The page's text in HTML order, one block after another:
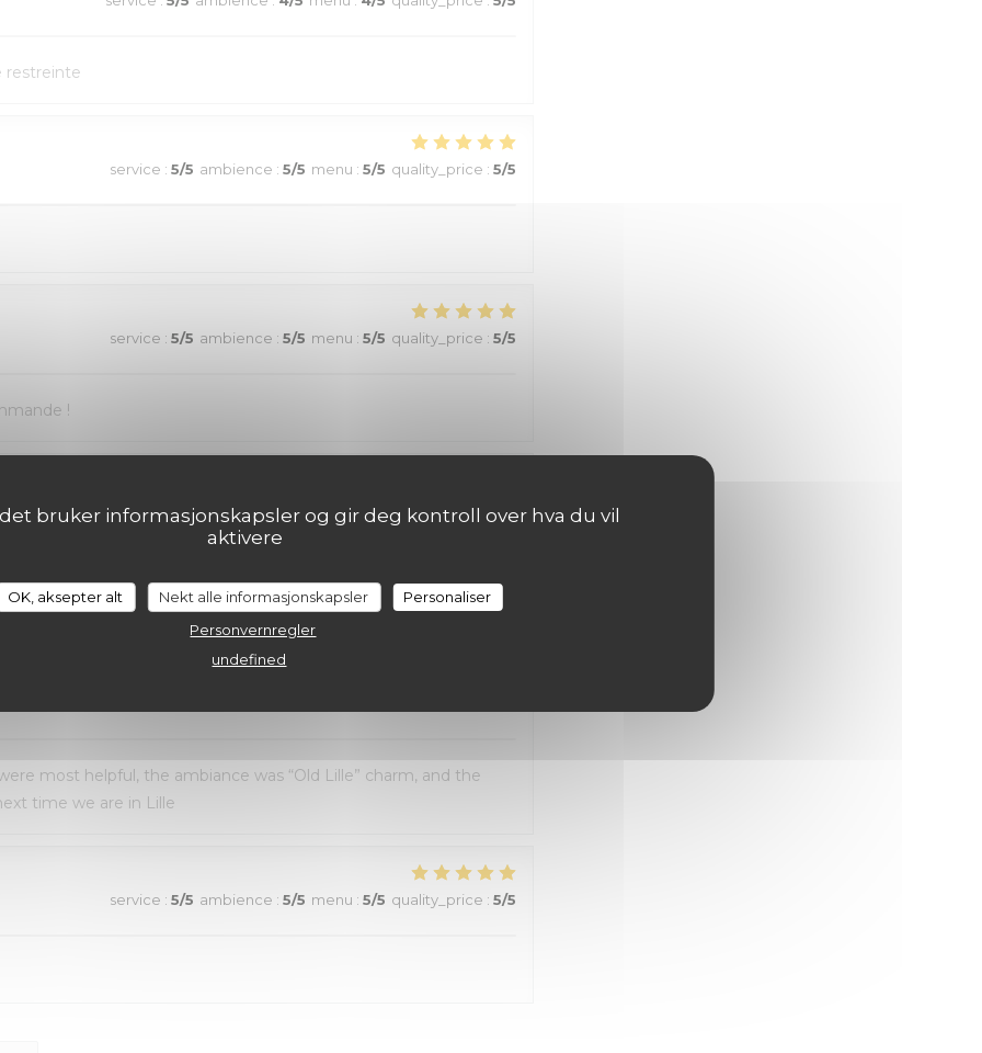
bruker informasjonskapsler og gir deg kontroll over hva du vil
aktivere
OK, aksepter alt Nekt alle informasjonskapsler
Personaliser
Personvernregler
undefined
restreinte
service : 5/5 ambience : 5/5 menu : 5/5 quality_price : 5/5
service : 5/5 ambience : 5/5 menu : 5/5 quality_price : 5/5
!
service /5 ambience : menu /5 quality_price
au top et nourriture de très bonne qualité. J’ai pris la cote de
excellentes. Nous recommandons sans aucune hésitation.
most helpful, the ambiance was “Old Lille” charm, and the
time we are in Lille
service : 5/5 ambience : 5/5 menu : 5/5 quality_price : 5/5